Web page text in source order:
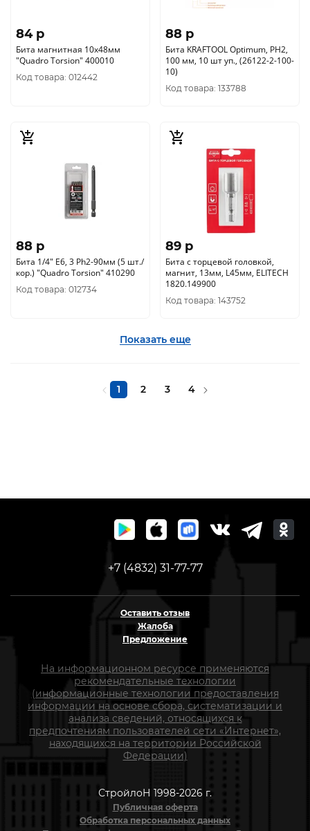
84 p
Бита магнитная 10х48мм
"Quadro Torsion" 400010
Код товара: 012442
88 p
Бита KRAFTOOL Optimum, PH2,
100 мм, 10 шт уп., (26122-2-100-
10)
Код товара: 133788
88 p
Бита 1/4" E6, 3 Ph2-90мм (5 шт./
кор.) "Quadro Torsion" 410290
Код товара: 012734
89 p
Бита с торцевой головкой,
магнит, 13мм, L45мм, ELITECH
1820.149900
Код товара: 143752
Показать еще
1 2 3 4
+7 (4832) 31-77-77
Оставить отзыв
Жалоба
Предложение
На информационном ресурсе применяются
рекомендательные технологии
(информационные технологии предоставления
информации на основе сбора, систематизации и
анализа сведений, относящихся к
предпочтениям пользователей сети «Интернет»,
находящихся на территории Российской
Федерации)
СтройлоН 1998-2026 г.
Публичная оферта
Обработка персональных данных